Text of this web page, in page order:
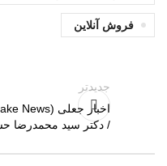
فروش آنلاین
جدیدتر
/ دکتر سید محمدرضا